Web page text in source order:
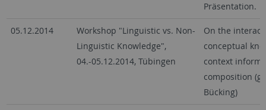
Präsentation.
05.12.2014
Workshop "Linguistic vs. Non-
Linguistic Knowledge",
04.-05.12.2014, Tübingen
On the
conceptual
context
composition
Bücking)